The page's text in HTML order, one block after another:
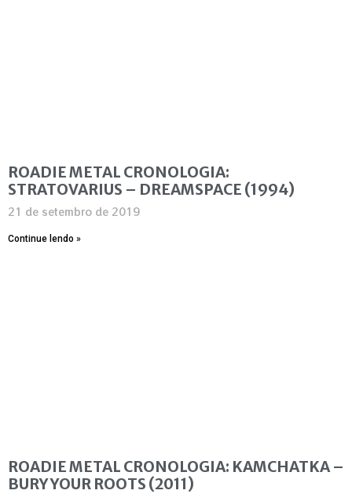
ROADIE METAL CRONOLOGIA:
STRATOVARIUS – DREAMSPACE (1994)
21 de setembro de 2019
Continue lendo »
ROADIE METAL CRONOLOGIA: KAMCHATKA –
BURY YOUR ROOTS (2011)